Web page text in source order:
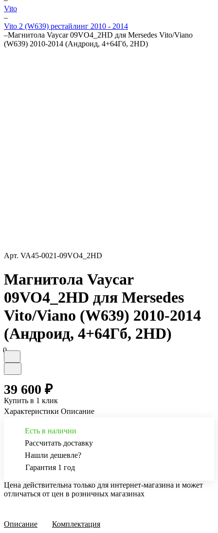
Vito
–
Vito 2 (W639) рестайлинг 2010 - 2014
–Магнитола Vaycar 09VO4_2HD для Mersedes Vito/Viano
(W639) 2010-2014 (Андроид, 4+64Гб, 2HD)
Арт. VA45-0021-09VO4_2HD
Магнитола Vaycar
09VO4_2HD для Mersedes
Vito/Viano (W639) 2010-2014
(Андроид, 4+64Гб, 2HD)
0
39 600 ₽
Купить в 1 клик
Характеристики Описание
Есть в наличии
Рассчитать доставку
Нашли дешевле?
Гарантия 1 год
Цена действительна только для интернет-магазина и может
отличаться от цен в розничных магазинах
Описание Комплектация